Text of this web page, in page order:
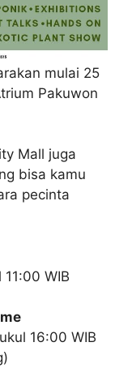
mulai 25
Pakuwon
Mall juga
bisa kamu
pecinta
WIB
16:00 WIB